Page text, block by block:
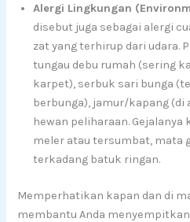
Alergi Lingkungan
disebut juga sebagai alergi
zat yang terhirup dari udara.
tungau debu rumah (sering
karpet), serbuk sari bunga
berbunga), jamur/kapang (di
hewan peliharaan.
meler atau tersumbat, mata
terkadang batuk ringan.
Memperhatikan kapan dan di
membantu Anda